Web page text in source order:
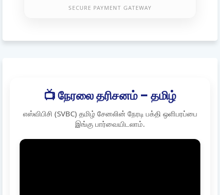
SECURE PAYMENT GATEWAY
📺 நேரலை தரிசனம் – தமிழ்
எஸ்விபிசி (SVBC) தமிழ் சேனலின் நேரடி பக்தி ஒளிபரப்பை
இங்கு பார்வையிடலாம்.